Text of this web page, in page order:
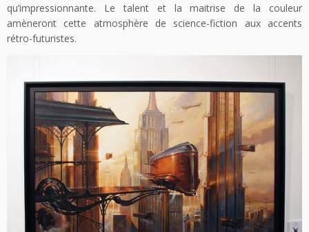
qu’impressionnante. Le talent et la maitrise de la couleur
amèneront cette atmosphère de science-fiction aux accents
rétro-futuristes.